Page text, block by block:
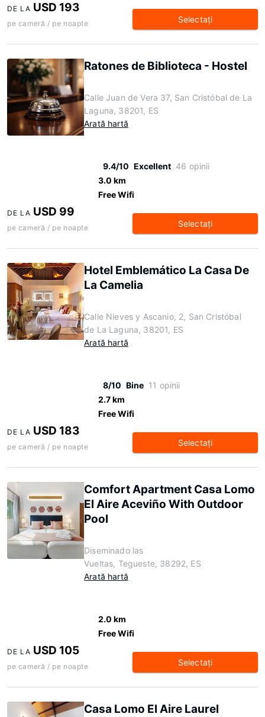
DE LA USD 193
pe cameră / pe noapte Selectaţi
Ratones de Biblioteca - Hostel
Calle Juan de Vera 37, San Cristóbal de La
Laguna, 38201, ES
Arată hartă
9.4/10 Excellent 46 opinii
3.0 km
Free Wifi
DE LA USD 99
pe cameră / pe noapte Selectaţi
Hotel Emblemático La Casa De
La Camelia
Calle Nieves y Ascanio, 2, San Cristóbal
de La Laguna, 38201, ES
Arată hartă
8/10 Bine 11 opinii
2.7 km
Free Wifi
DE LA USD 183
pe cameră / pe noapte Selectaţi
Comfort Apartment Casa Lomo
El Aire Aceviño With Outdoor
Pool
Diseminado las
Vueltas, Tegueste, 38292, ES
Arată hartă
2.0 km
Free Wifi
DE LA USD 105
pe cameră / pe noapte Selectaţi
Casa Lomo El Aire Laurel